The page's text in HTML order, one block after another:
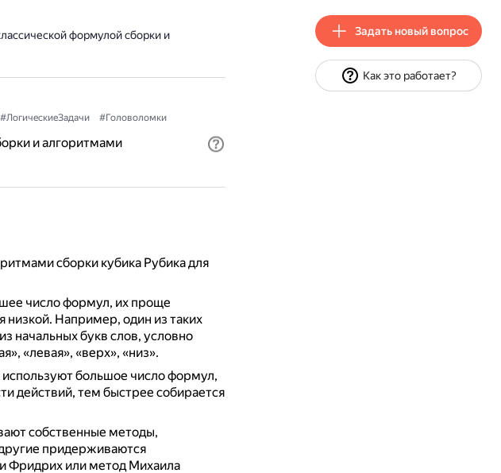
формулой сборки и
#ЛогическиеЗадачи #Головоломки
и алгоритмами
сборки кубика Рубика для
число формул, их проще
низкой. Например, один из таких
начальных букв слов, условно
«левая», «верх», «низ».
используют большое число формул,
действий, тем быстрее собирается
собственные методы,
придерживаются
Фридрих или метод Михаила
Задать новый вопрос
Как это работает?